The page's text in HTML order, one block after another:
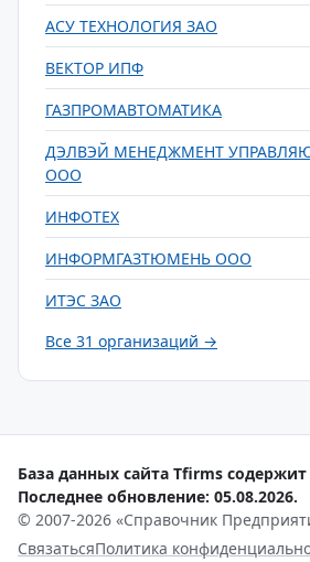
АСУ ТЕХНОЛОГИЯ ЗАО
ВЕКТОР ИПФ
ГАЗПРОМАВТОМАТИКА
ДЭЛВЭЙ МЕНЕДЖМЕНТ
ООО
ИНФОТЕХ
ИНФОРМГАЗТЮМЕНЬ ООО
ИТЭС ЗАО
Все 31 организаций →
База данных сайта Tfirms
Последнее обновление: 05.08.2026.
© 2007-2026 «Справочник
СвязатьсяПолитика